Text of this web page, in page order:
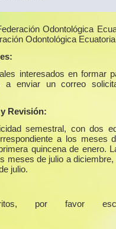
Odontológica
Odontológica
interesados en formar
a enviar un correo
Revisión:
semestral, con dos
a los meses
quincena de enero.
meses de julio a
julio.
por favor